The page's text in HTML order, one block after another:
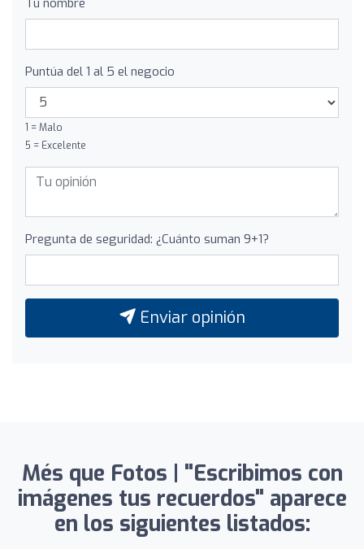
Puntúa del 1 al 5 el negocio
1 = Malo
5 = Excelente
Pregunta de seguridad: ¿Cuánto suman 9+1?
Enviar opinión
Més que Fotos | "Escribimos con
imágenes tus recuerdos" aparece
en los siguientes listados: